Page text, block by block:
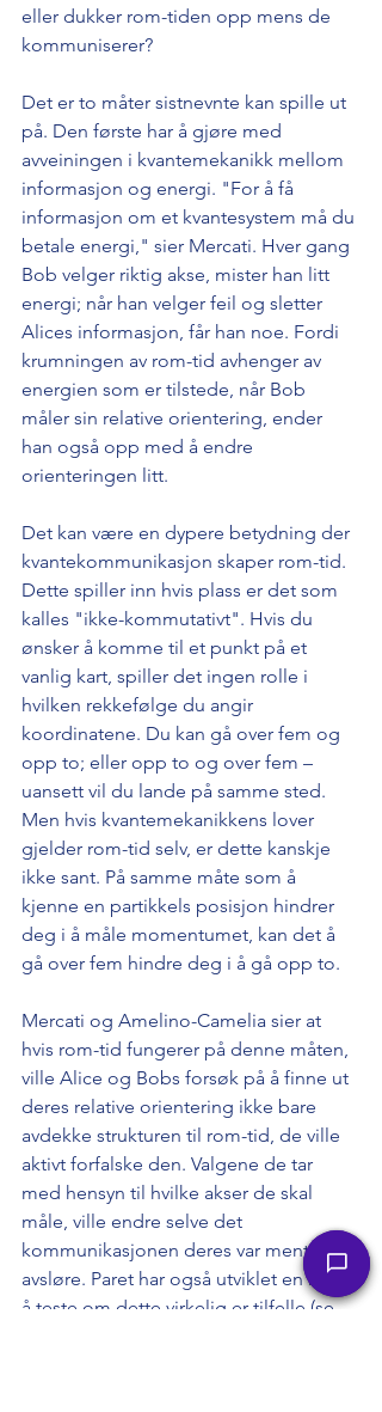
eller dukker rom-tiden opp mens de
kommuniserer?
Det er to måter sistnevnte kan spille ut
på. Den første har å gjøre med
avveiningen i kvantemekanikk mellom
informasjon og energi. "For å få
informasjon om et kvantesystem må du
betale energi," sier Mercati. Hver gang
Bob velger riktig akse, mister han litt
energi; når han velger feil og sletter
Alices informasjon, får han noe. Fordi
krumningen av rom-tid avhenger av
energien som er tilstede, når Bob
måler sin relative orientering, ender
han også opp med å endre
orienteringen litt.
Det kan være en dypere betydning der
kvantekommunikasjon skaper rom-tid.
Dette spiller inn hvis plass er det som
kalles "ikke-kommutativt". Hvis du
ønsker å komme til et punkt på et
vanlig kart, spiller det ingen rolle i
hvilken rekkefølge du angir
koordinatene. Du kan gå over fem og
opp to; eller opp to og over fem –
uansett vil du lande på samme sted.
Men hvis kvantemekanikkens lover
gjelder rom-tid selv, er dette kanskje
ikke sant. På samme måte som å
kjenne en partikkels posisjon hindrer
deg i å måle momentumet, kan det å
gå over fem hindre deg i å gå opp to.
Mercati og Amelino-Camelia sier at
hvis rom-tid fungerer på denne måten,
ville Alice og Bobs forsøk på å finne ut
deres relative orientering ikke bare
avdekke strukturen til rom-tid, de ville
aktivt forfalske den. Valgene de tar
med hensyn til hvilke akser de skal
måle, ville endre selve det
kommunikasjonen deres var ment å
avsløre. Paret har også utviklet en måte
å teste om dette virkelig er tilfelle (se